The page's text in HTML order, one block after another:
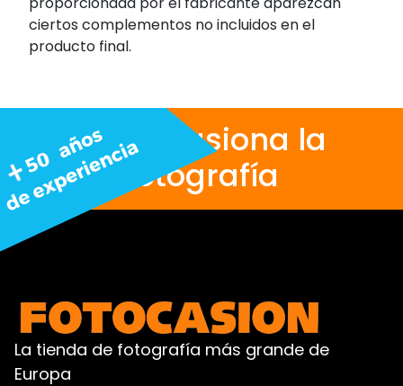
ciertos complementos no incluidos en el
producto final.
Nos apasiona la
fotografía
La tienda de fotografía más grande de
Europa